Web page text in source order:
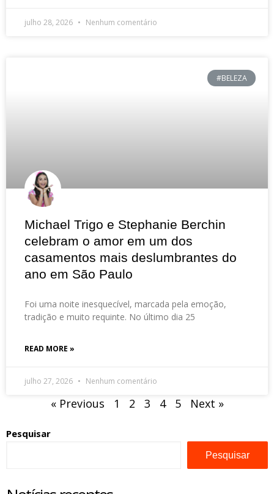
julho 28, 2026 Nenhum comentário
#BELEZA
Michael Trigo e Stephanie Berchin
celebram o amor em um dos
casamentos mais deslumbrantes do
ano em São Paulo
Foi uma noite inesquecível, marcada pela emoção,
tradição e muito requinte. No último dia 25
READ MORE »
julho 27, 2026 Nenhum comentário
« Previous 1 2 3 4 5 Next »
Pesquisar
Pesquisar